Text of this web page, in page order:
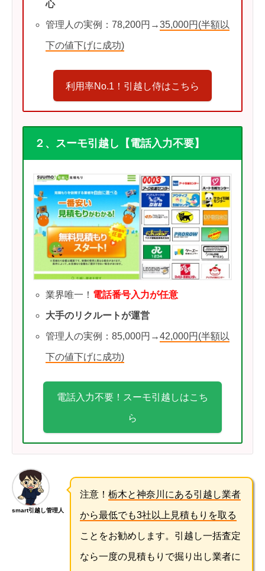
心
管理人の実例：78,200円→35,000円(半額以
下の値下げに成功)
利用率No.1！引越し侍はこちら
２、スーモ引越し【電話入力不要】
業界唯一！ 電話番号入力が任意
大手のリクルートが運営
管理人の実例：85,000円→42,000円(半額以
下の値下げに成功)
電話入力不要！スーモ引越しはこち
ら
smart引越し管理人
注意！ 栃木と神奈川にある引越し業者
から最低でも3社以上見積もりを取る
ことをお勧めします。引越し一括査定
なら一度の見積もりで掘り出し業者に